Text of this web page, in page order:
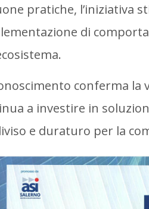
pratiche, l’iniziativa
di
conferma la
a investire in
e duraturo per la